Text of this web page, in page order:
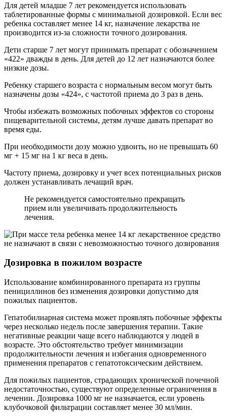
Для детей младше 7 лет рекомендуется использовать
таблетированные формы с минимальной дозировкой. Если вес
ребенка составляет менее 14 кг, назначение лекарства не
производится из-за сложности точного дозирования.
Дети старше 7 лет могут принимать препарат с обозначением
«422» дважды в день. Для детей до 12 лет назначаются более
низкие дозы.
Ребенку старшего возраста с нормальным весом могут быть
назначены дозы «424», с частотой приема до 3 раз в день.
Чтобы избежать возможных побочных эффектов со стороны
пищеварительной системы, детям лучше давать препарат во
время еды.
При необходимости дозу можно удвоить, но не превышать 60
мг + 15 мг на 1 кг веса в день.
Частоту приема, дозировку и учет всех потенциальных рисков
должен устанавливать лечащий врач.
Не рекомендуется самостоятельно прекращать
прием или увеличивать продолжительность
лечения.
Дозировка в пожилом возрасте
Использование комбинированного препарата из группы
пенициллинов без изменения дозировки допустимо для
пожилых пациентов.
Гепатобилиарная система может проявлять побочные эффекты
через несколько недель после завершения терапии. Такие
негативные реакции чаще всего наблюдаются у людей в
возрасте. Это обстоятельство требует минимизации
продолжительности лечения и избегания одновременного
применения препаратов с гепатотоксическим действием.
Для пожилых пациентов, страдающих хронической почечной
недостаточностью, существуют определенные ограничения в
лечении. Дозировка 1000 мг не назначается, если уровень
клубочковой фильтрации составляет менее 30 мл/мин.